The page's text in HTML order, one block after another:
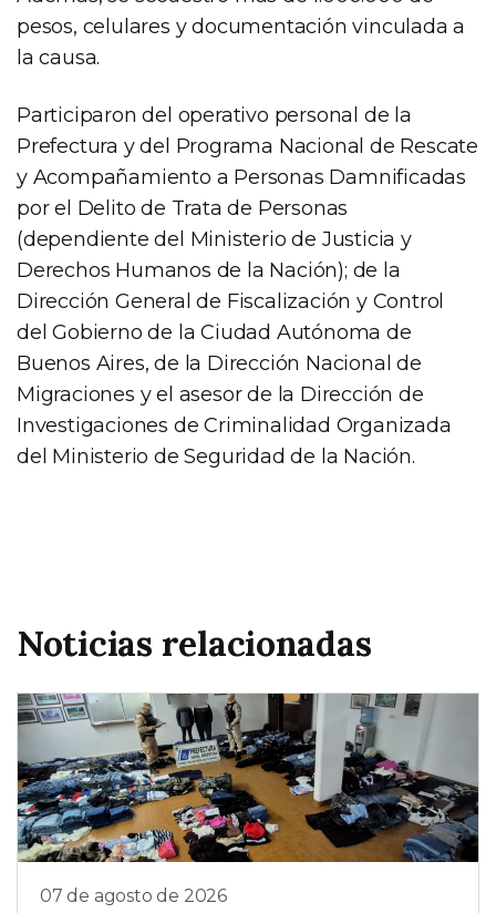
pesos, celulares y documentación vinculada a
la causa.
Participaron del operativo personal de la
Prefectura y del Programa Nacional de Rescate
y Acompañamiento a Personas Damnificadas
por el Delito de Trata de Personas
(dependiente del Ministerio de Justicia y
Derechos Humanos de la Nación); de la
Dirección General de Fiscalización y Control
del Gobierno de la Ciudad Autónoma de
Buenos Aires, de la Dirección Nacional de
Migraciones y el asesor de la Dirección de
Investigaciones de Criminalidad Organizada
del Ministerio de Seguridad de la Nación.
Noticias relacionadas
07 de agosto de 2026